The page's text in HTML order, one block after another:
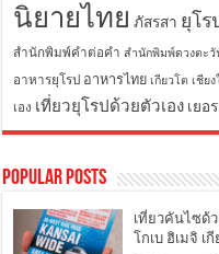
นิยายไทย ภัสรสา ยุโร
สำนักพิมพ์คำต่อคำ สำนักพิมพ์ดวงตะวั
อาหารยุโรป อาหารไทย เกียวโต เชียง
เอง เที่ยวยุโรปด้วยตัวเอง เยอ
Popular Posts
เที่ยวคันไซด้ว
โกเบ ฮิเมจิ เ